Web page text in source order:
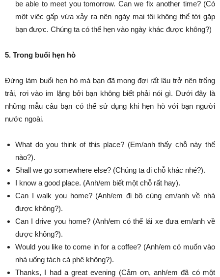
be able to meet you tomorrow. Can we fix another time? (Có
một việc gấp vừa xảy ra nên ngày mai tôi không thể tới gặp
bạn được. Chúng ta có thể hẹn vào ngày khác được không?)
5. Trong buổi hẹn hò
Đừng làm buổi hẹn hò mà bạn đã mong đợi rất lâu trở nên trống
trải, rơi vào im lặng bởi bạn không biết phải nói gì. Dưới đây là
những mẫu câu bạn có thể sử dụng khi hẹn hò với bạn người
nước ngoài.
What do you think of this place? (Em/anh thấy chỗ này thế
nào?).
Shall we go somewhere else? (Chúng ta đi chỗ khác nhé?).
I know a good place. (Anh/em biết một chỗ rất hay).
Can I walk you home? (Anh/em đi bộ cùng em/anh về nhà
được không?).
Can I drive you home? (Anh/em có thể lái xe đưa em/anh về
được không?).
Would you like to come in for a coffee? (Anh/em có muốn vào
nhà uống tách cà phê không?).
Thanks, I had a great evening (Cảm ơn, anh/em đã có một